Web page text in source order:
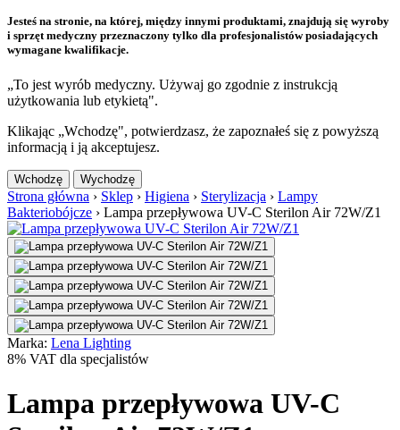
Jesteś na stronie, na której, między innymi produktami, znajdują się wyroby
i sprzęt medyczny przeznaczony tylko dla profesjonalistów posiadających
wymagane kwalifikacje.
„To jest wyrób medyczny. Używaj go zgodnie z instrukcją
użytkowania lub etykietą".
Klikając „Wchodzę", potwierdzasz, że zapoznałeś się z powyższą
informacją i ją akceptujesz.
Wchodzę Wychodzę
Strona główna › Sklep › Higiena › Sterylizacja › Lampy
Bakteriobójcze › Lampa przepływowa UV-C Sterilon Air 72W/Z1
Marka: Lena Lighting
8% VAT dla specjalistów
Lampa przepływowa UV-C